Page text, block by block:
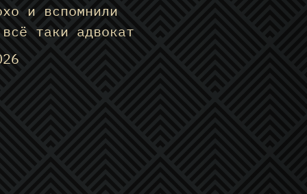
и вспомнили
таки адвокат